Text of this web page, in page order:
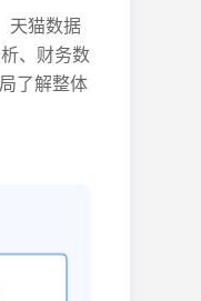
天猫数据
、财务数
了解整体